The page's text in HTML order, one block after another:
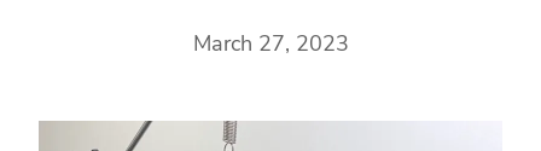
March 27, 2023